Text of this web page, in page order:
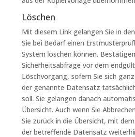
Löschen
Mit diesem Link gelangen Sie in
Sie bei Bedarf einen
System löschen können.
Sicherheitsabfrage vor dem
Löschvorgang, sofern Sie sich
der genannte Datensatz
soll. Sie gelangen danach
Übersicht. Auch wenn Sie
Sie zurück in die Übersicht, mit
der betreffende Datensatz